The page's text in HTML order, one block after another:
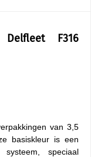
F316
van 3,5
basiskleur is een
speciaal